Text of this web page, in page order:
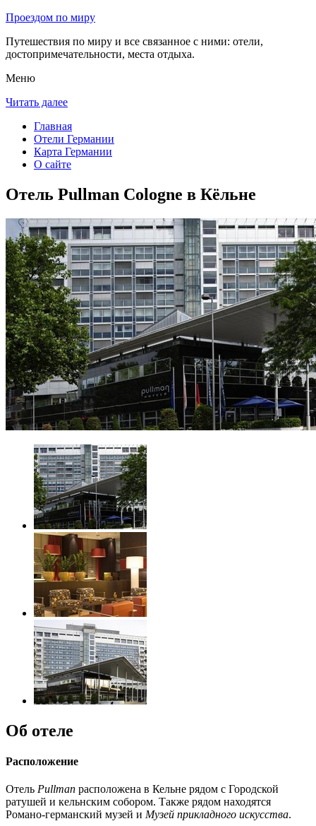
Проездом по миру
Путешествия по миру и все связанное с ними: отели,
достопримечательности, места отдыха.
Меню
Читать далее
Главная
Отели Германии
Карта Германии
О сайте
Отель Pullman Cologne в Кёльне
Об отеле
Расположение
Отель Pullman расположена в Кельне рядом с Городской
ратушей и кельнским собором. Также рядом находятся
Романо-германский музей и Музей прикладного искусства.